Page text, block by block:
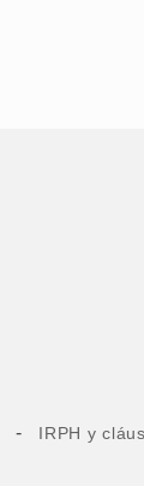
- IRPH y